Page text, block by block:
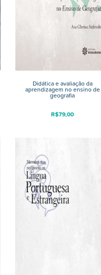
Didática e avaliação da
aprendizagem no ensino de
geografia
R$79,00